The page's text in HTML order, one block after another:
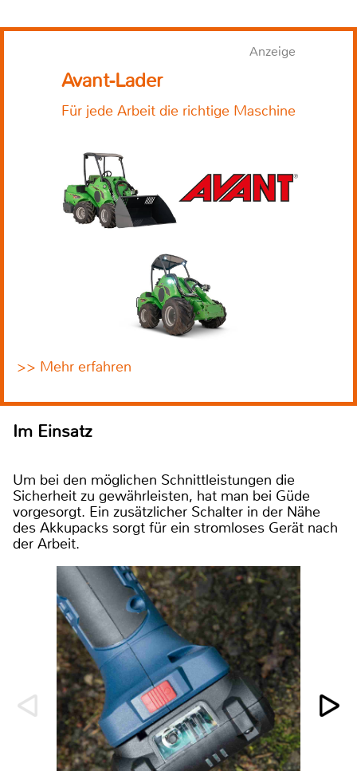
Anzeige
Avant-Lader
Für jede Arbeit die richtige Maschine
>> Mehr erfahren
Im Einsatz
Um bei den möglichen Schnittleistungen die
Sicherheit zu gewährleisten, hat man bei Güde
vorgesorgt. Ein zusätzlicher Schalter in der Nähe
des Akkupacks sorgt für ein stromloses Gerät nach
der Arbeit.